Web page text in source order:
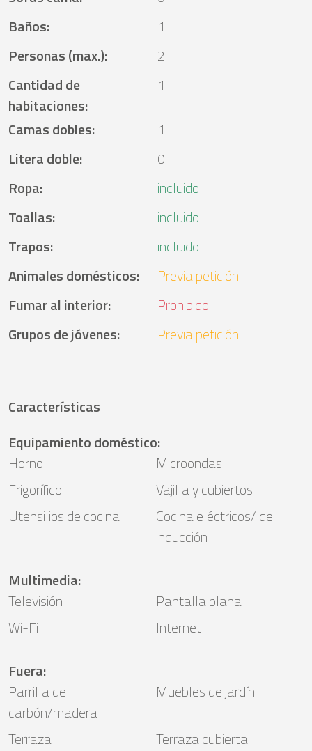
Baños:
1
Personas (max.):
2
Cantidad de
habitaciones:
1
Camas dobles:
1
Litera doble:
0
Ropa:
incluido
Toallas:
incluido
Trapos:
incluido
Animales domésticos:
Previa petición
Fumar al interior:
Prohibido
Grupos de jóvenes: Previa petición
Características
Equipamiento doméstico:
Horno
Microondas
Frigorífico
Vajilla y cubiertos
Utensilios de cocina
Cocina eléctricos/ de
inducción
Multimedia:
Televisión
Pantalla plana
Wi-Fi
Internet
Fuera:
Parrilla de
carbón/madera
Muebles de jardín
Terraza
Terraza cubierta